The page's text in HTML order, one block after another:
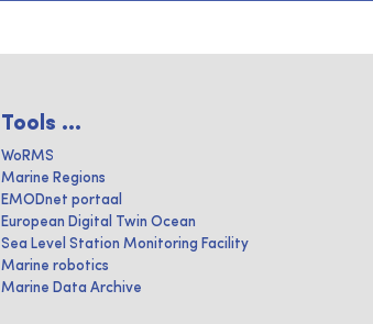
Tools ...
WoRMS
Marine Regions
EMODnet portaal
European Digital Twin Ocean
Sea Level Station Monitoring Facility
Marine robotics
Marine Data Archive